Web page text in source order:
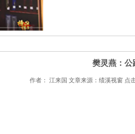
樊灵燕：公
作者： 江来国 文章来源：绩溪视窗 点